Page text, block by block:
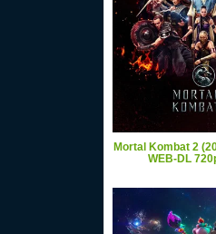
Mortal Kombat 2
WEB-DL